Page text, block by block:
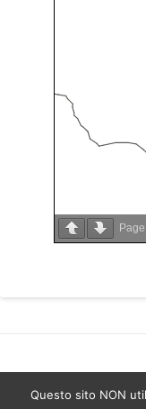
Page
Questo sito NON